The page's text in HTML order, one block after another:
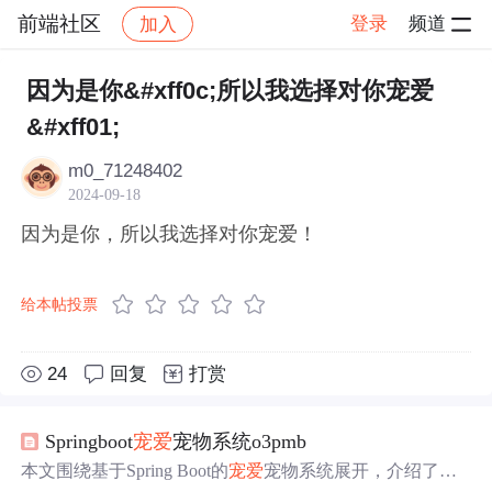
前端社区 加入 登录 频道
社区 前端社区 感慨 帖子详情
因为是你&#xff0c;所以我选择对你宠爱
&#xff01;
m0_71248402
2024-09-18
因为是你，所以我选择对你宠爱！
给本帖投票
24 回复 打赏
Springboot宠爱宠物系统o3pmb
本文围绕基于Spring Boot的宠爱宠物系统展开，介绍了系